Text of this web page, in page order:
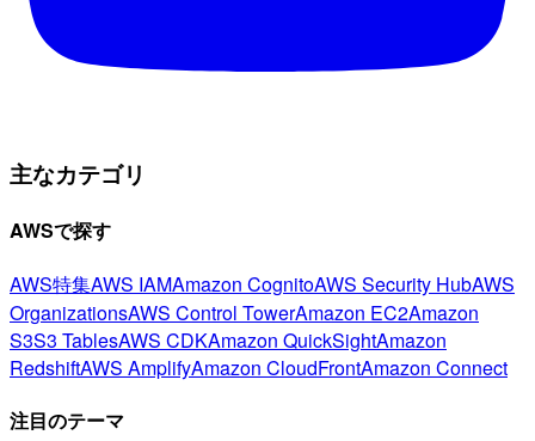
主なカテゴリ
AWSで探す
AWS特集AWS IAMAmazon CognitoAWS Security HubAWS
OrganizationsAWS Control TowerAmazon EC2Amazon
S3S3 TablesAWS CDKAmazon QuickSightAmazon
RedshiftAWS AmplifyAmazon CloudFrontAmazon Connect
注目のテーマ